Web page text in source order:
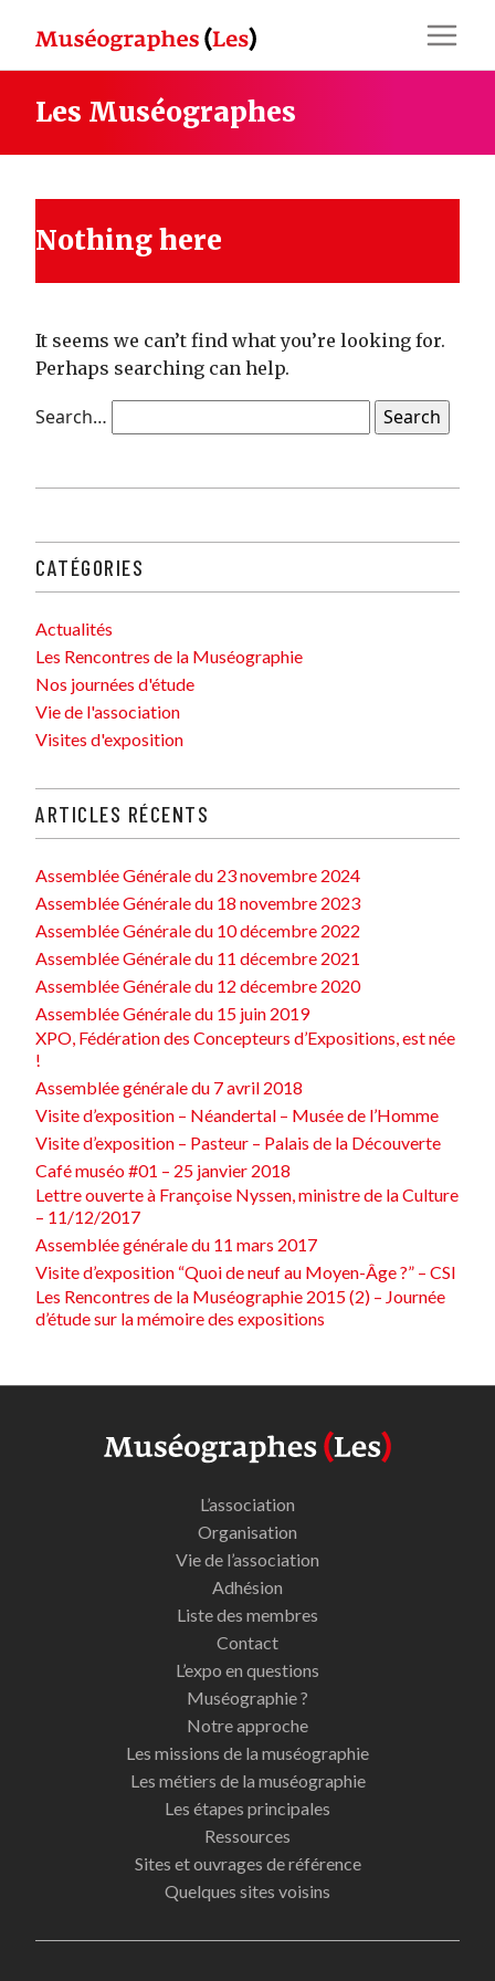
content
Les Muséographes
Nothing here
It seems we can’t find what you’re looking for.
Perhaps searching can help.
Search…
CATÉGORIES
Actualités
Les Rencontres de la Muséographie
Nos journées d'étude
Vie de l'association
Visites d'exposition
ARTICLES RÉCENTS
Assemblée Générale du 23 novembre 2024
Assemblée Générale du 18 novembre 2023
Assemblée Générale du 10 décembre 2022
Assemblée Générale du 11 décembre 2021
Assemblée Générale du 12 décembre 2020
Assemblée Générale du 15 juin 2019
XPO, Fédération des Concepteurs d’Expositions, est née
!
Assemblée générale du 7 avril 2018
Visite d’exposition – Néandertal – Musée de l’Homme
Visite d’exposition – Pasteur – Palais de la Découverte
Café muséo #01 – 25 janvier 2018
Lettre ouverte à Françoise Nyssen, ministre de la Culture
– 11/12/2017
Assemblée générale du 11 mars 2017
Visite d’exposition “Quoi de neuf au Moyen-Âge ?” – CSI
Les Rencontres de la Muséographie 2015 (2) – Journée
d’étude sur la mémoire des expositions
L’association
Organisation
Vie de l’association
Adhésion
Liste des membres
Contact
L’expo en questions
Muséographie ?
Notre approche
Les missions de la muséographie
Les métiers de la muséographie
Les étapes principales
Ressources
Sites et ouvrages de référence
Quelques sites voisins